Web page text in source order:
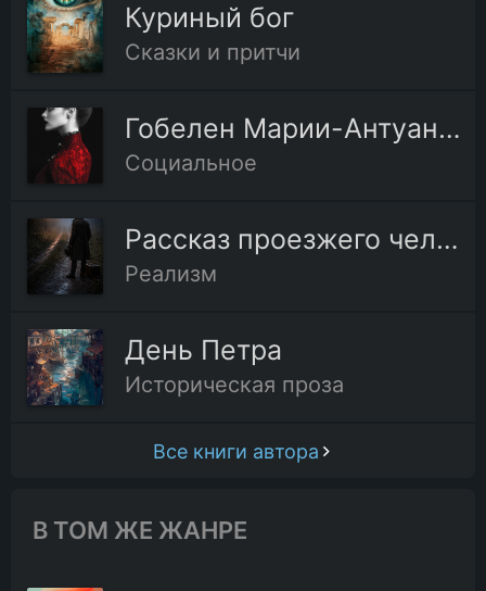
Куриный бог
Сказки и притчи
Гобелен Марии-Антуанетты
Социальное
Рассказ проезжего человека
Реализм
День Петра
Историческая проза
Все книги автора
В ТОМ ЖЕ ЖАНРЕ